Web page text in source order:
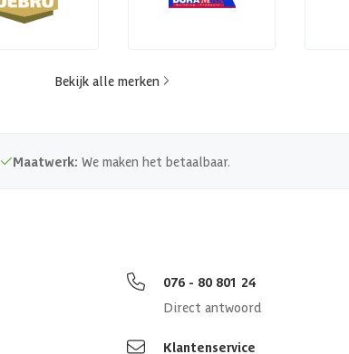
Bekijk alle merken
Maatwerk: We maken het betaalbaar.
076 - 80 801 24
Direct antwoord
Klantenservice